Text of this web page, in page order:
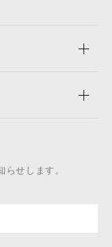
せします。